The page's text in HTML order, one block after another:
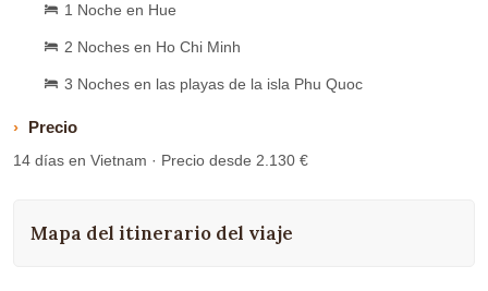
1 Noche en Hue
2 Noches en Ho Chi Minh
3 Noches en las playas de la isla Phu Quoc
Precio
14 días en Vietnam · Precio desde 2.130 €
Mapa del itinerario del viaje